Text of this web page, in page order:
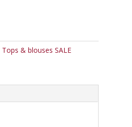
Tops & blouses SALE